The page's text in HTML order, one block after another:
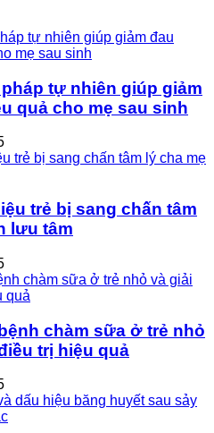
tự nhiên giúp giảm
quả cho mẹ sau sinh
trẻ bị sang chấn tâm
lưu tâm
chàm sữa ở trẻ nhỏ
trị hiệu quả